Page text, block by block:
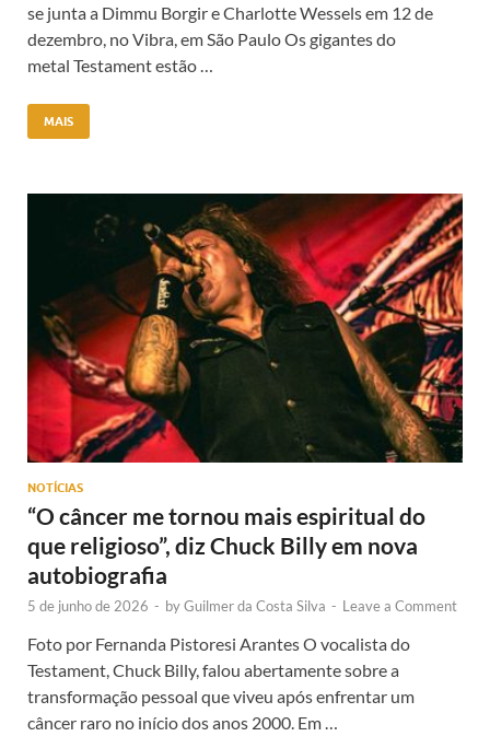
se junta a Dimmu Borgir e Charlotte Wessels em 12 de
dezembro, no Vibra, em São Paulo Os gigantes do
metal Testament estão …
MAIS
NOTÍCIAS
“O câncer me tornou mais espiritual do
que religioso”, diz Chuck Billy em nova
autobiografia
5 de junho de 2026 - byGuilmer da Costa Silva - Leave a Comment
Foto por Fernanda Pistoresi Arantes O vocalista do
Testament, Chuck Billy, falou abertamente sobre a
transformação pessoal que viveu após enfrentar um
câncer raro no início dos anos 2000. Em …